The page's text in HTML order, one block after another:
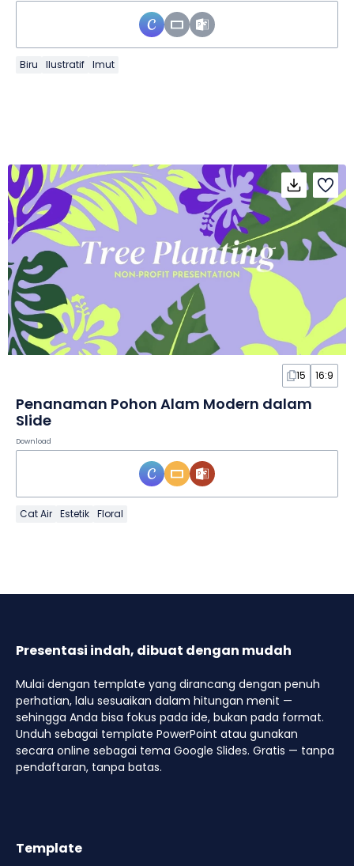
Biru Ilustratif Imut
15 16:9
Penanaman Pohon Alam Modern dalam
Slide
Download
Cat Air Estetik Floral
Presentasi indah, dibuat dengan mudah
Mulai dengan template yang dirancang dengan penuh
perhatian, lalu sesuaikan dalam hitungan menit —
sehingga Anda bisa fokus pada ide, bukan pada format.
Unduh sebagai template PowerPoint atau gunakan
secara online sebagai tema Google Slides. Gratis — tanpa
pendaftaran, tanpa batas.
Template